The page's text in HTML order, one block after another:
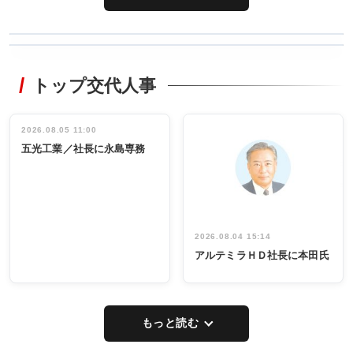
非鉄業界で
インタビュ
ー／社内ア
タックトレー
祝う 業界関
係者ら220人
出席
トップ交代人事
2026.08.05 11:00
五光工業／社長に永島専務
2026.08.04 15:14
アルテミラＨＤ社長に本田氏
もっと読む